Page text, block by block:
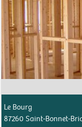
Le Bourg
87260 Saint-Bonnet-